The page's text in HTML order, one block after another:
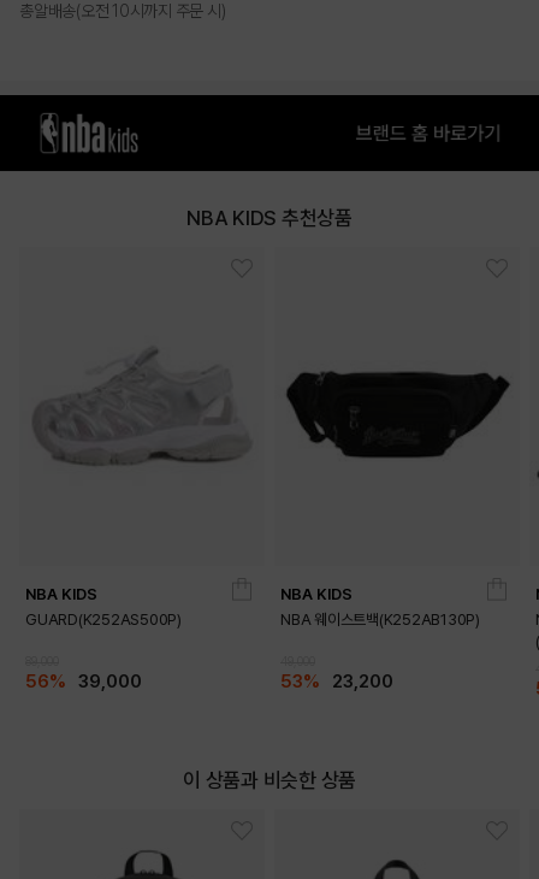
총알배송(오전 10시까지 주문 시)
NBA KIDS 추천상품
NBA KIDS
GUARD(K252AS500P)
56% 39,000
NBA KIDS
NBA 웨이스트백(K252AB130P)
53% 23,200
이 상품과 비슷한 상품